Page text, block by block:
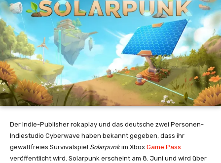
Der Indie-Publisher rokaplay und das deutsche zwei Personen-
Indiestudio Cyberwave haben bekannt gegeben, dass ihr
gewaltfreies Survivalspiel Solarpunkim Xbox Game Pass
veröffentlicht wird. Solarpunk erscheint am 8. Juni und wird über